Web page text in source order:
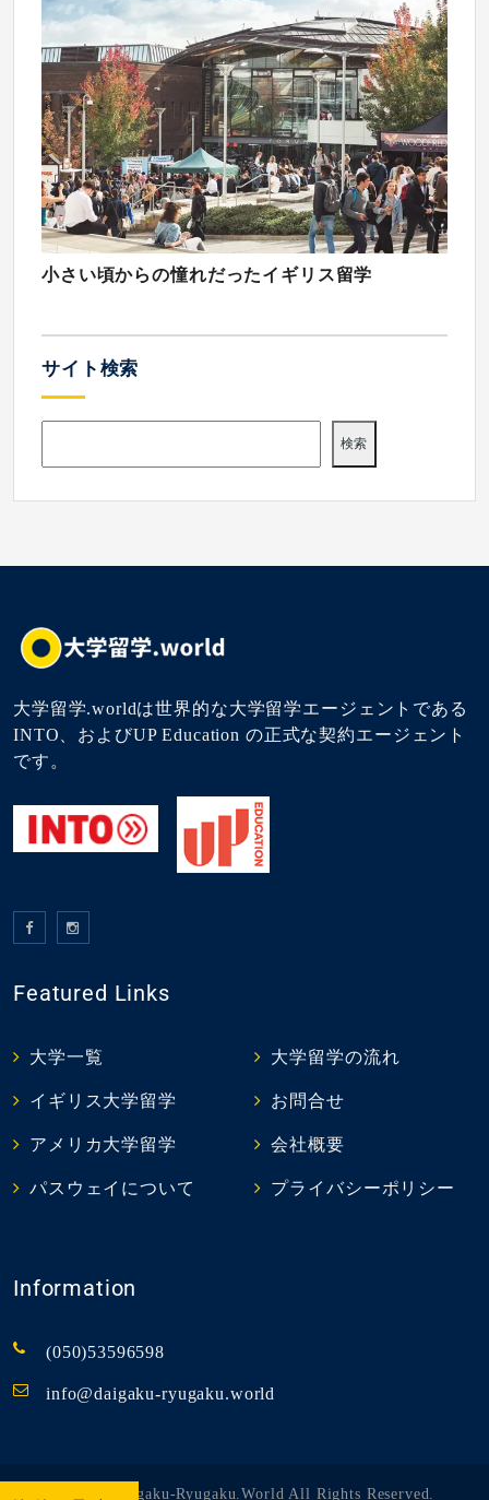
小さい頃からの憧れだったイギリス留学
サイト検索
検索
大学留学.worldは世界的な大学留学エージェントである
INTO、およびUP Education の正式な契約エージェント
です。
Featured Links
大学一覧
イギリス大学留学
アメリカ大学留学
パスウェイについて
大学留学の流れ
お問合せ
会社概要
プライバシーポリシー
Information
(050)53596598
info@daigaku-ryugaku.world
© 2026 Daigaku-Ryugaku.world All Rights Reserved.